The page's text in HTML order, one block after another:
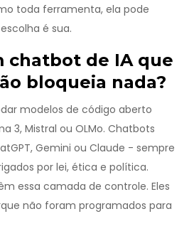
toda ferramenta, ela pode
é sua.
chatbot de IA que
bloqueia nada?
modelos de código aberto
3, Mistral ou OLMo. Chatbots
Gemini ou Claude - sempre
por lei, ética e política.
essa camada de controle. Eles
não foram programados para